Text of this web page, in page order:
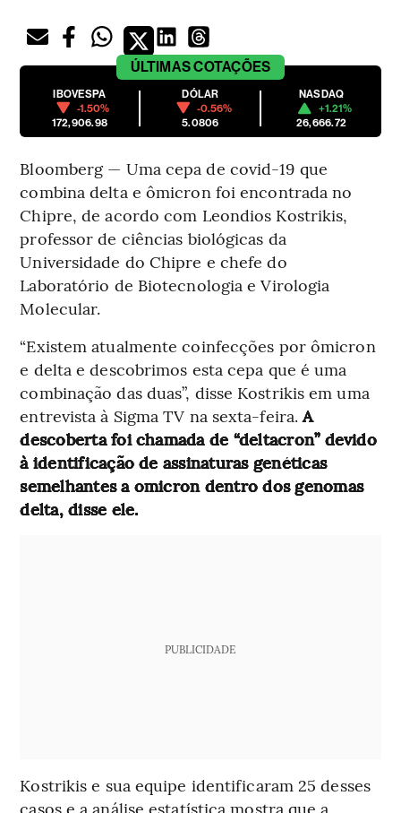
ÚLTIMASCOTAÇÕES
IBOVESPA
-1.50%
172,906.98
DÓLAR
-0.56%
5.0806
NASDAQ
+1.21%
26,666.72
Bloomberg — Uma cepa de covid-19 que
combina delta e ômicron foi encontrada no
Chipre, de acordo com Leondios Kostrikis,
professor de ciências biológicas da
Universidade do Chipre e chefe do
Laboratório de Biotecnologia e Virologia
Molecular.
“Existem atualmente coinfecções por ômicron
e delta e descobrimos esta cepa que é uma
combinação das duas”, disse Kostrikis em uma
entrevista à Sigma TV na sexta-feira.A
descoberta foi chamada de “deltacron” devido
à identificação de assinaturas genéticas
semelhantes a omicron dentro dos genomas
delta, disse ele.
PUBLICIDADE
Kostrikis e sua equipe identificaram 25 desses
casos e a análise estatística mostra que a